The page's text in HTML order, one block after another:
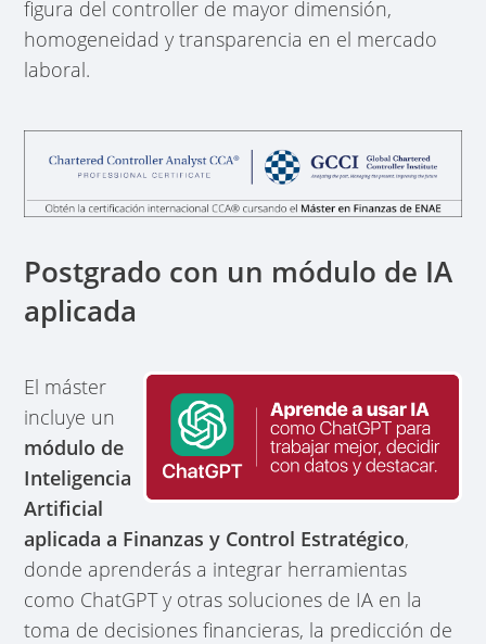
figura del controller de mayor dimensión,
homogeneidad y transparencia en el mercado
laboral.
Postgrado con un módulo de IA
aplicada
El máster
incluye un
módulo de
Inteligencia
Artificial
aplicada a Finanzas y Control Estratégico,
donde aprenderás a integrar herramientas
como ChatGPT y otras soluciones de IA en la
toma de decisiones financieras, la predicción de